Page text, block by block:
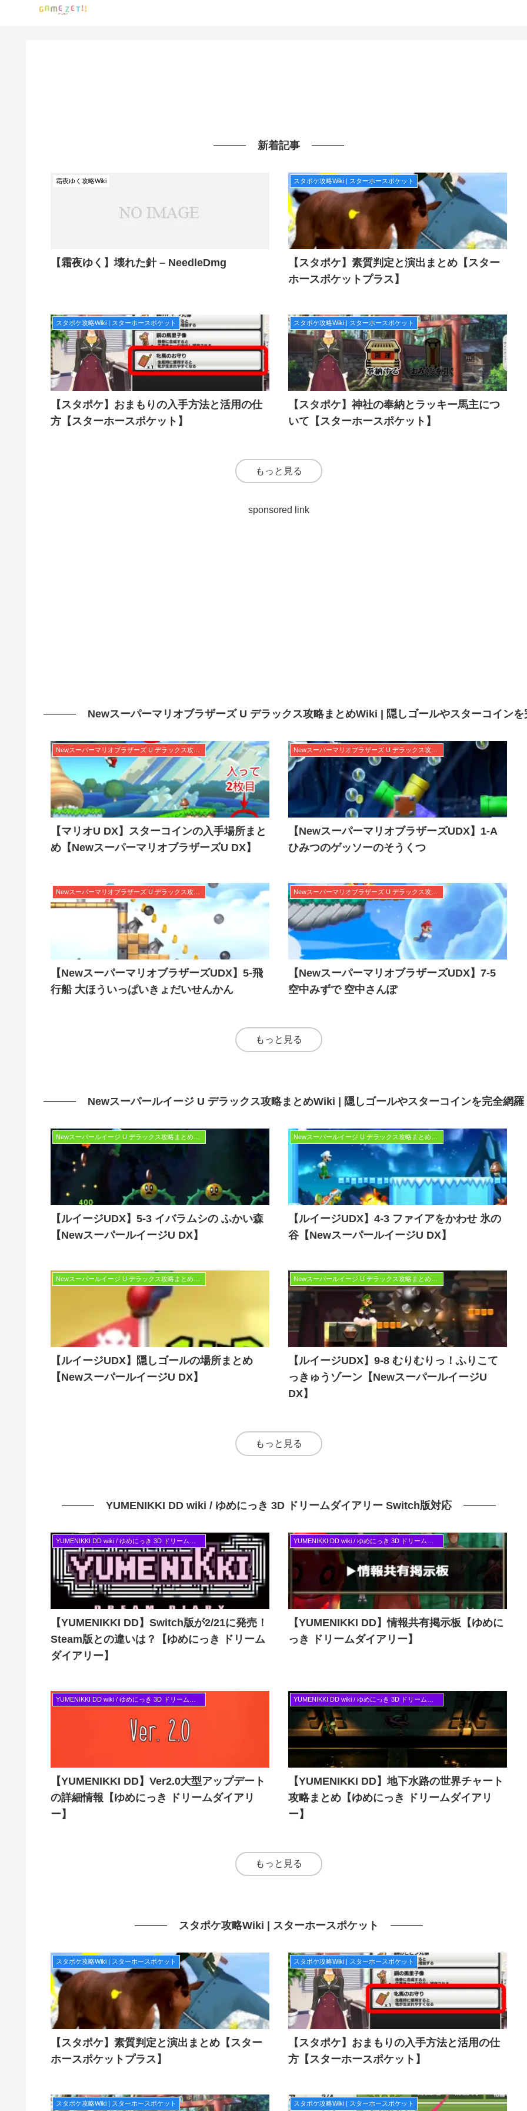
新着記事
霜夜ゆく攻略Wiki
【霜夜ゆく】壊れた針 – NeedleDmg
スタポケ攻略Wiki | スターホースポケット
【スタポケ】素質判定と演出まとめ【スター
ホースポケットプラス】
スタポケ攻略Wiki | スターホースポケット
【スタポケ】おまもりの入手方法と活用の仕
方【スターホースポケット】
スタポケ攻略Wiki | スターホースポケット
【スタポケ】神社の奉納とラッキー馬主につ
いて【スターホースポケット】
もっと見る
sponsored link
Newスーパーマリオブラザーズ U デラックス攻略まとめWiki | 隠しゴールやスターコインを
【マリオU DX】スターコインの入手場所まと
め【NewスーパーマリオブラザーズU DX】
【NewスーパーマリオブラザーズUDX】1-A
ひみつのゲッソーのそうくつ
【NewスーパーマリオブラザーズUDX】5-飛
行船 大ほういっぱいきょだいせんかん
【NewスーパーマリオブラザーズUDX】7-5
空中みずで 空中さんぽ
もっと見る
Newスーパールイージ U デラックス攻略まとめWiki | 隠しゴールやスターコインを完全網羅
【ルイージUDX】5-3 イバラムシの ふかい森
【NewスーパールイージU DX】
【ルイージUDX】4-3 ファイアをかわせ 氷の
谷【NewスーパールイージU DX】
【ルイージUDX】隠しゴールの場所まとめ
【NewスーパールイージU DX】
【ルイージUDX】9-8 むりむりっ！ふりこて
っきゅうゾーン【NewスーパールイージU
DX】
もっと見る
YUMENIKKI DD wiki / ゆめにっき 3D ドリームダイアリー Switch版対応
【YUMENIKKI DD】Switch版が2/21に発売！
Steam版との違いは？【ゆめにっき ドリーム
ダイアリー】
【YUMENIKKI DD】情報共有掲示板【ゆめに
っき ドリームダイアリー】
【YUMENIKKI DD】Ver2.0大型アップデート
の詳細情報【ゆめにっき ドリームダイアリ
ー】
【YUMENIKKI DD】地下水路の世界チャート
攻略まとめ【ゆめにっき ドリームダイアリ
ー】
もっと見る
スタポケ攻略Wiki | スターホースポケット
スタポケ攻略Wiki | スターホースポケット
【スタポケ】素質判定と演出まとめ【スター
ホースポケットプラス】
スタポケ攻略Wiki | スターホースポケット
【スタポケ】おまもりの入手方法と活用の仕
方【スターホースポケット】
スタポケ攻略Wiki | スターホースポケット スタポケ攻略Wiki | スターホースポケット